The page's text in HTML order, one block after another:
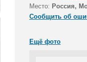
Место: Россия,
Сообщить об
Ещё фото